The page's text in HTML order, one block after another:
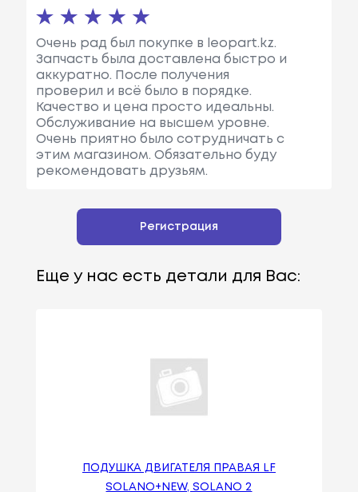
Очень рад был покупке в leopart.kz.
Запчасть была доставлена быстро и
аккуратно. После получения
проверил и всё было в порядке.
Качество и цена просто идеальны.
Обслуживание на высшем уровне.
Очень приятно было сотрудничать с
этим магазином. Обязательно буду
рекомендовать друзьям.
Регистрация
Еще у нас есть детали для Вас:
ПОДУШКА ДВИГАТЕЛЯ ПРАВАЯ LF
SOLANO+NEW, SOLANO 2